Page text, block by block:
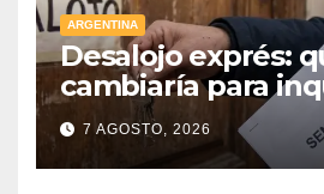
ARGENTINA
Desalojo exprés:
cambiaría para
dueños con el
tuvo media
Cámara alta
7 AGOSTO, 2026